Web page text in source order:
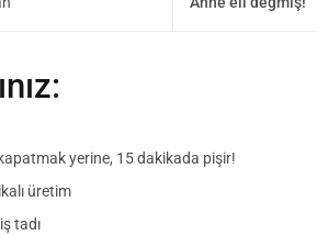
yerine, 15 dakikada pişir!
üretim
tadı